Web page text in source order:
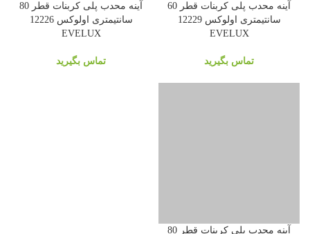
آینه محدب پلی کربنات قطر 60
سانتیمتری اولوکس 12229
EVELUX
تماس بگیرید
آینه محدب پلی کربنات قطر 80
سانتیمتری اولوکس 12226
EVELUX
تماس بگیرید
آینه محدب پلی کربنات قطر 80